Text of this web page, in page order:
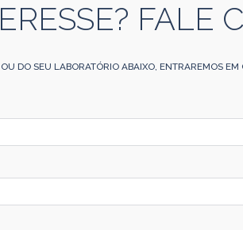
FALE
DO SEU LABORATÓRIO ABAIXO, ENTRAREMOS EM